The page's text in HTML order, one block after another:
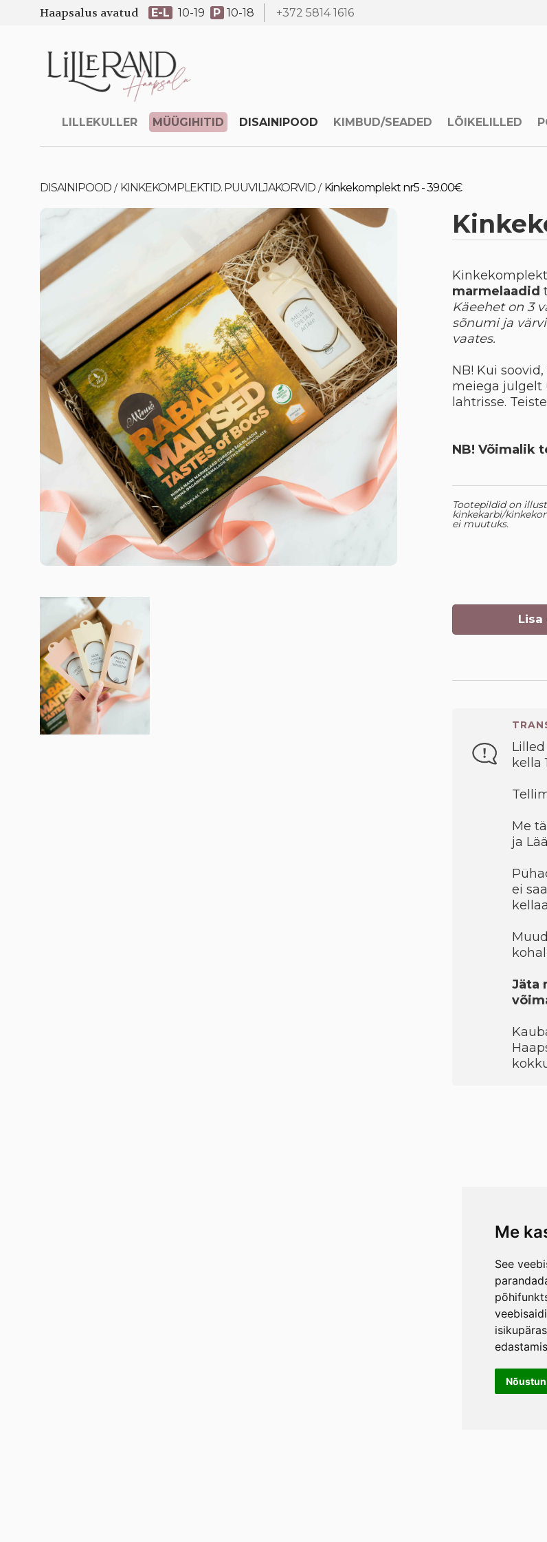
Me
See
Nõustun
Haapsalus avatud E-L 10-19 P 10-18 +372 5814 1616
LILLEKULLER MÜÜGIHITID DISAINIPOOD KIMBUD/SEADED LÕIKELILLED
DISAINIPOOD / KINKEKOMPLEKTID. PUUVILJAKORVID / Kinkekomplekt nr5 - 39.00€
marmelaadid
Käeehet on 3
sõnumi ja
vaates.
NB! Kui
meiega julgelt
lahtrisse.
NB! Võimalik
Tootepildid on
kinkekarbi/
ei muutuks.
kella
Me
ja
ei
Jäta